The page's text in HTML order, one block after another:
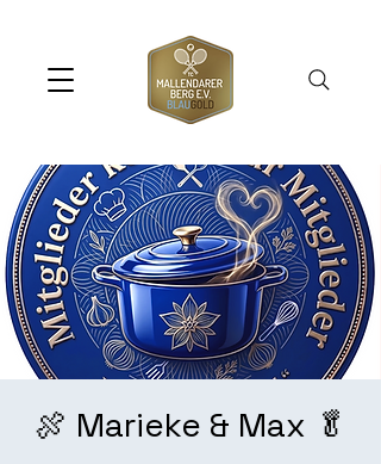
🍖 Marieke & Max 🥬